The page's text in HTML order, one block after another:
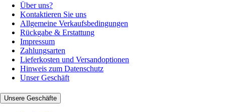
Über uns?
Kontaktieren Sie uns
Allgemeine Verkaufsbedingungen
Rückgabe & Erstattung
Impressum
Zahlungsarten
Lieferkosten und Versandoptionen
Hinweis zum Datenschutz
Unser Geschäft
Unsere Geschäfte